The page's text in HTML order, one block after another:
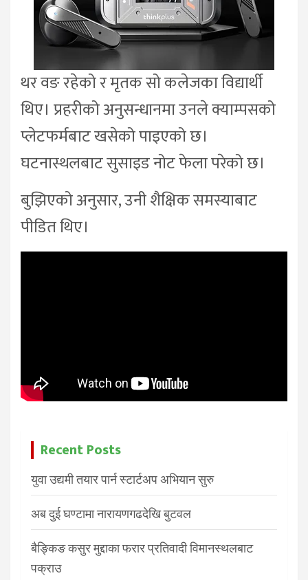
थर वङ रहेको र मृतक सो कलेजका विद्यार्थी
थिए। प्रहरीको अनुसन्धानमा उनले क्याम्पसको
प्लेटफर्मबाट खसेको पाइएको छ।
घटनास्थलबाट सुसाइड नोट फेला परेको छ।
बुझिएको अनुसार, उनी शैक्षिक समस्याबाट
पीडित थिए।
Recent Posts
युवा उद्यमी तयार पार्न स्टार्टअप अभियान सुरु
अब दुई घण्टामा नारायणगढदेखि बुटवल
बैङ्किङ कसुर मुद्दाका फरार प्रतिवादी विमानस्थलबाट
पक्राउ